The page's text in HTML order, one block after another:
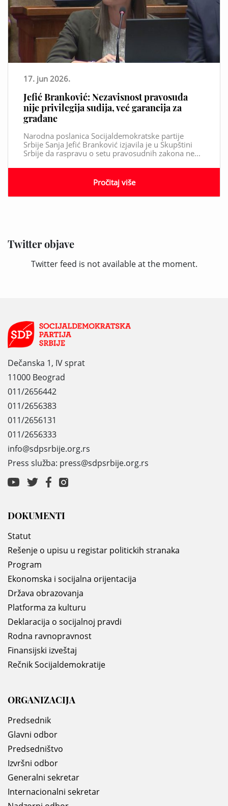
Twitter objave
Twitter feed is not available at the moment.
17. jun 2026.
Jefić Branković: Nezavisnost pravosuđa
nije privilegija sudija, već garancija za
građane
Narodna poslanica Socijaldemokratske partije
Srbije Sanja Jefić Branković izjavila je u Skupštini
Srbije da raspravu o setu pravosudnih zakona ne...
Pročitaj više
Dečanska 1, IV sprat
11000 Beograd
011/2656442
011/2656383
011/2656131
011/2656333
info@sdpsrbije.org.rs
Press služba: press@sdpsrbije.org.rs
DOKUMENTI
Statut
Rešenje o upisu u registar politickih stranaka
Program
Ekonomska i socijalna orijentacija
Država obrazovanja
Platforma za kulturu
Deklaracija o socijalnoj pravdi
Rodna ravnopravnost
Finansijski izveštaj
Rečnik Socijaldemokratije
ORGANIZACIJA
Predsednik
Glavni odbor
Predsedništvo
Izvršni odbor
Generalni sekretar
Internacionalni sekretar